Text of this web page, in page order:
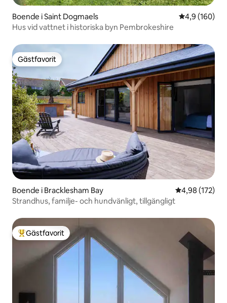
Boende i Saint Dogmaels 4,9 av 5 i
4,9 (160)
Hus vid vattnet i historiska byn Pembrokeshire
Gästfavorit
Gästfavorit
Boende i Bracklesham Bay 4,98 av 5 i
4,98 (172)
Strandhus, familje- och hundvänligt, tillgängligt
Populär gästfavorit
Gästfavorit